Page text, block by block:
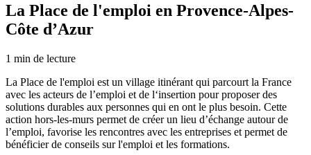
La Place de l'emploi en Provence-Alpes-
Côte d’Azur
1 min de lecture
La Place de l'emploi est un village itinérant qui parcourt la France
avec les acteurs de l’emploi et de l‘insertion pour proposer des
solutions durables aux personnes qui en ont le plus besoin. Cette
action hors-les-murs permet de créer un lieu d’échange autour de
l’emploi, favorise les rencontres avec les entreprises et permet de
bénéficier de conseils sur l'emploi et les formations.